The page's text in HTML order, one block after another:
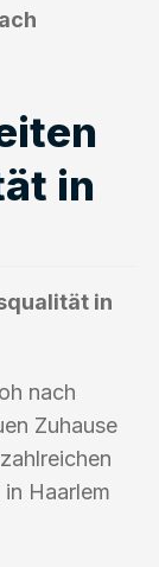
in
in
nach
Zuhause
Haarlem